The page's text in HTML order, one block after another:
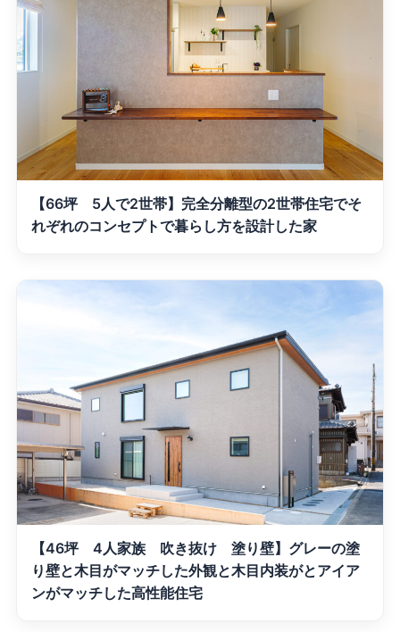
【66坪 5人で2世帯】完全分離型の2世帯住宅でそ
れぞれのコンセプトで暮らし方を設計した家
【46坪 4人家族 吹き抜け 塗り壁】グレーの塗
り壁と木目がマッチした外観と木目内装がとアイア
ンがマッチした高性能住宅